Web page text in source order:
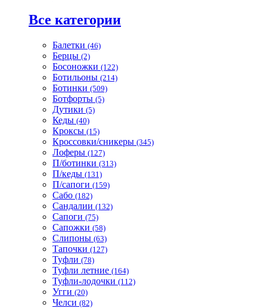
Все категории
Балетки (46)
Берцы (2)
Босоножки (122)
Ботильоны (214)
Ботинки (509)
Ботфорты (5)
Дутики (5)
Кеды (40)
Кроксы (15)
Кроссовки/сникеры (345)
Лоферы (127)
П/ботинки (313)
П/кеды (131)
П/сапоги (159)
Сабо (182)
Сандалии (132)
Сапоги (75)
Сапожки (58)
Слипоны (63)
Тапочки (127)
Туфли (78)
Туфли летние (164)
Туфли-лодочки (112)
Угги (20)
Челси (82)